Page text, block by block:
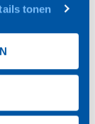
tonen
enz.